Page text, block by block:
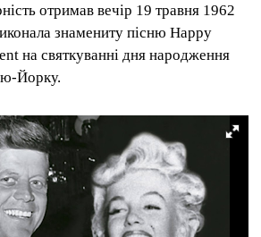
отримав вечір 19 травня 1962
знамениту пісню Happy
на святкуванні дня народження
Йорку.